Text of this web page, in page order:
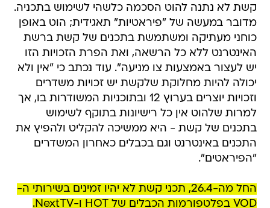
קשת לא נתנה להוט הסכמה כלשהי לשימוש בתכניה.
מדובר במעשה של "פיראטיות" תאגידית; הוט באופן
כוחני מעתיקה ומשתמשת בתכנים של קשת ברשת
האינטרנט ללא כל הרשאה, ואת הפרת הזכויות הזו
יש לעצור באמצעות צו מניעה". עוד נכתב כי "אין ולא
יכולה להיות מחלוקת שלקשת יש זכויות משדרים
וזכויות יוצרים בערוץ 12 ובתוכניות המשודרות בו, אך
למרות שלהוט אין כל רישיונות בתוקף לשימוש
בתכנים של קשת - היא ממשיכה להקליט ולהפיץ את
התכנים באינטרנט וגם בכבלים כאחרון המשדרים
"הפיראטים".
החל מה-26.4, תכני קשת לא יהיו זמינים בשירותי ה-
VOD‏ בפלטפורמות הכבלים של ‏HOT ו-NextTV.